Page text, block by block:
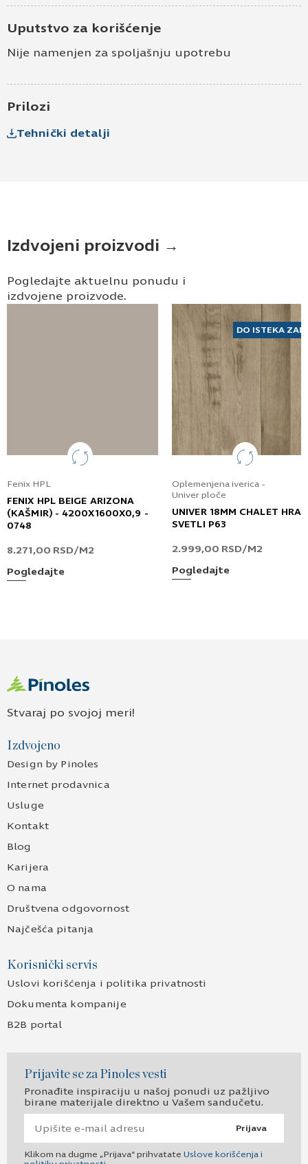
Uputstvo za korišćenje
Nije namenjen za spoljašnju upotrebu
Prilozi
Tehnički detalji
Izdvojeni proizvodi →
Pogledajte aktuelnu ponudu i
izdvojene proizvode.
Fenix HPL
FENIX HPL BEIGE ARIZONA
(KAŠMIR) - 4200X1600X0,9 -
0748
8.271,00 RSD/M2
Pogledajte
DO ISTEKA
Oplemenjena iverica -
Univer ploče
UNIVER 18MM CHALET
SVETLI P63
2.999,00 RSD/M2
Pogledajte
Stvaraj po svojoj meri!
Izdvojeno
Design by Pinoles
Internet prodavnica
Usluge
Kontakt
Blog
Karijera
O nama
Društvena odgovornost
Najčešća pitanja
Korisnički servis
Uslovi korišćenja i politika privatnosti
Dokumenta kompanije
B2B portal
Prijavite se za Pinoles vesti
Pronađite inspiraciju u našoj ponudi uz pažljivo
birane materijale direktno u Vašem sandučetu.
Prijava
Klikom na dugme „Prijava“ prihvatate Uslove korišćenja i